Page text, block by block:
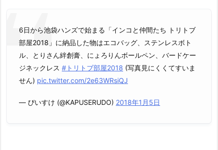
6日から池袋ハンズで始まる「インコと仲間たち トリトブ
部屋2018」に納品した物はエコバッグ、ステンレスボト
ル、とりさん絆創膏、にょろりんボールペン、バードケー
ジネックレス #トリトブ部屋2018 (写真見にくくてすいま
せん) pic.twitter.com/2e63WRsiQJ
— ぴいすけ (@KAPUSERUDO) 2018年1月5日